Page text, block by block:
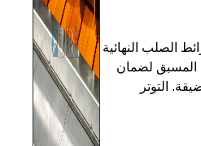
الصلب النهائية
المسبق لضمان
التوتر